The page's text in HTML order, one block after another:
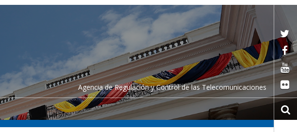
Agencia de Regulación y Control de las Telecomunicaciones